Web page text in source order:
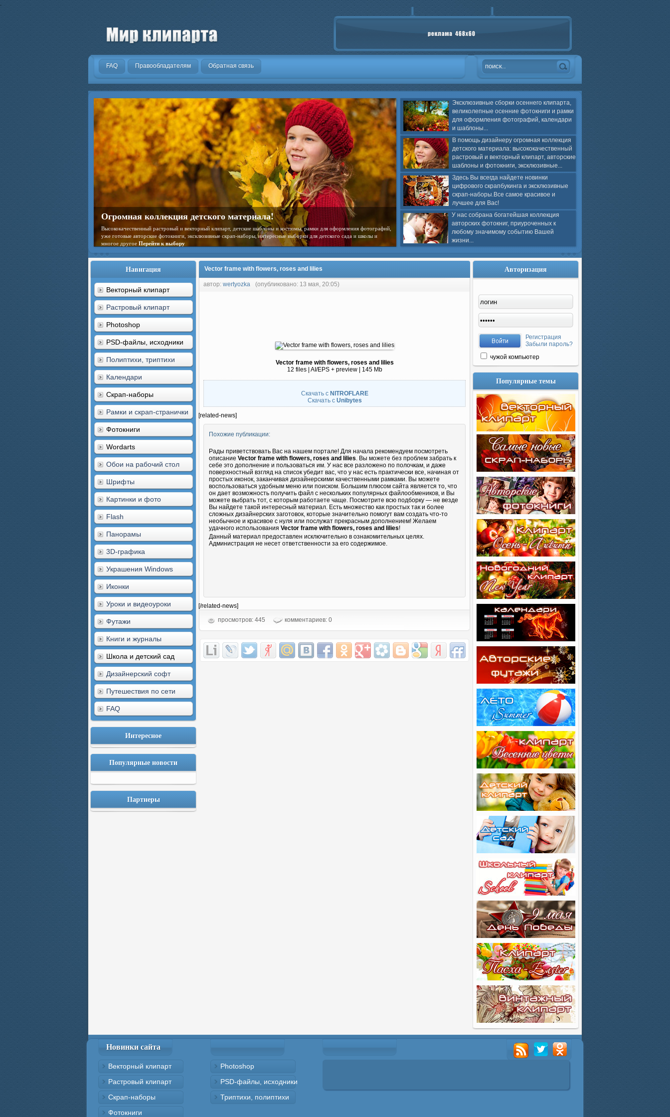
.
FAQ Правообладателям Обратная связь
Эксклюзивные сборки осеннего клипарта,
великолепные осенние фотокниги и рамки
для оформления фотографий, календари
и шаблоны...
В помощь дизайнеру огромная коллекция
детского материала: высококачественный
растровый и векторный клипарт, авторские
шаблоны и фотокниги, эксклюзивные...
Здесь Вы всегда найдете новинки
цифрового скрапбукинга и эксклюзивные
скрап-наборы.Все самое красивое и
лучшее для Вас!
У нас собрана богатейшая коллекция
авторских фотокниг, приуроченных к
любому значимому событию Вашей
жизни...
Огромная коллекция детского материала!
Высококачественный растровый и векторный клипарт, детские шаблоны и костюмы, рамки для оформления фотографий,
уже готовые авторские фотокниги, эксклюзивные скрап-наборы, интересные выборки для детского сада и школы и
многое другое Перейти к выбору
Навигация
Векторный клипарт
Растровый клипарт
Photoshop
PSD-файлы, исходники
Полиптихи, триптихи
Календари
Скрап-наборы
Рамки и скрап-странички
Фотокниги
Wordarts
Обои на рабочий стол
Шрифты
Картинки и фото
Flash
Панорамы
3D-графика
Украшения Windows
Иконки
Уроки и видеоуроки
Футажи
Книги и журналы
Школа и детский сад
Дизайнерский софт
Путешествия по сети
FAQ
Интересное
Популярные новости
Партнеры
Vector frame with flowers, roses and lilies
автор: wertyozka (опубликовано: 13 мая, 20:05)
Vector frame with flowers, roses and lilies
12 files | AI/EPS + preview | 145 Mb
Скачать с NITROFLARE
Скачать с Unibytes
[related-news]
Похожие публикации:
Рады приветствовать Вас на нашем портале! Для начала рекомендуем посмотреть
описание Vector frame with flowers, roses and lilies. Вы можете без проблем забрать к
себе это дополнение и пользоваться им. У нас все разложено по полочкам, и даже
поверхностный взгляд на список убедит вас, что у нас есть практически все, начиная от
простых иконок, заканчивая дизайнерскими качественными рамками. Вы можете
воспользоваться удобным меню или поиском. Большим плюсом сайта является то, что
он дает возможность получить файл с нескольких популярных файлообмеников, и Вы
можете выбрать тот, с которым работаете чаще. Посмотрите всю подборку — не везде
Вы найдете такой интересный материал. Есть множество как простых так и более
сложных дизайнерских заготовок, которые значительно помогут вам создать что-то
необычное и красивое с нуля или послужат прекрасным дополнением! Желаем
удачного использования Vector frame with flowers, roses and lilies!
Данный материал предоставлен исключительно в ознакомительных целях.
Администрация не несет ответственности за его содержимое.
[/related-news]
просмотров: 445
комментариев: 0
Авторизация
Регистрация
Забыли пароль?
чужой компьютер
Популярные темы
Новинки сайта
Векторный клипарт
Растровый клипарт
Скрап-наборы
Фотокниги
Photoshop
PSD-файлы, исходники
Триптихи, полиптихи